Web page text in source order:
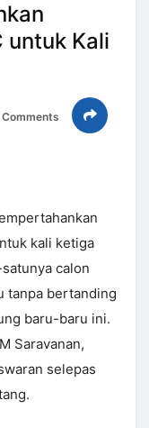
untuk Kali
Comments
kali ketiga
calon
tanpa bertanding
baru-baru ini.
Saravanan,
selepas